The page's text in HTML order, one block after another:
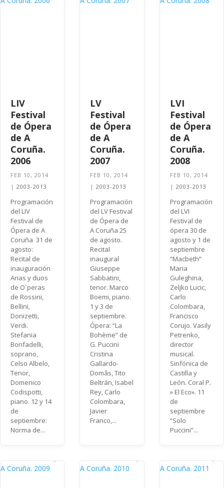
LIV
Festival
de Ópera
de A
Coruña.
2006
FEB 10, 2014
| 2003-2013
Programación
del LIV
Festival de
Ópera de A
Coruña 31 de
agosto:
Recital de
inauguración
Arias y duos
de O´peras
de Rossini,
Bellini,
Donizetti,
Verdi.
Stefania
Bonfadelli,
soprano,
Celso Albelo,
Tenor,
Domenico
Codispotti,
piano. 12 y 14
de
septiembre:
Norma de...
LV
Festival
de Ópera
de A
Coruña.
2007
FEB 10, 2014
|2003-2013
Programación
del LV Festival
de Ópera de
A Coruña 25
de agosto.
Recital
inaugural
Giuseppe
Sabbatini,
tenor. Marco
Boemi, piano.
1 y 3 de
septiembre.
Ópera: “La
Bohème” de
G. Puccini
Cristina
Gallardo-
Domâs, Tito
Beltrán, Isabel
Rey, Carlo
Colombara,
Javier
Franco,...
LVI
Festival
de Ópera
de A
Coruña.
2008
FEB 10, 2014
| 2003-2013
Programación
del LVI
Festival de
ópera 30 de
agosto y 1 de
septiembre
“Macbeth”
Maria
Guleghina,
Zeljko Lucic,
Carlo
Colombara,
Francisco
Corujo. Vasily
Petrenko,
director
musical.
Sinfónica de
Castilla y
León. Coral P.
» El Eco». 11
de
septiembre
“Solo
Puccini”...